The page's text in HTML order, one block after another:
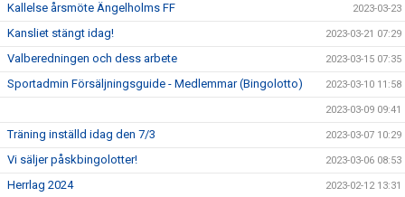
Kallelse årsmöte Ängelholms FF 2023-03-23
Kansliet stängt idag! 2023-03-21 07:29
Valberedningen och dess arbete 2023-03-15 07:35
Sportadmin Försäljningsguide - Medlemmar (Bingolotto) 2023-03-10 11:58
2023-03-09 09:41
Träning inställd idag den 7/3 2023-03-07 10:29
Vi säljer påskbingolotter! 2023-03-06 08:53
Herrlag 2024 2023-02-12 13:31